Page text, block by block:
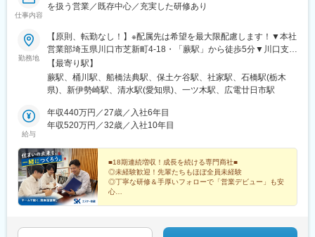
仕事内容
を扱う営業／既存中心／充実した研修あり
勤務地
【原則、転勤なし！】※配属先は希望を最大限配慮します！▼本社
営業部埼玉県川口市芝新町4-18・「蕨駅」から徒歩5分▼川口支店
埼玉県川口市芝高木1丁目17番35号・「蕨駅」からバス8分▼桶川
支店埼玉県桶川市寿2-9-14・「桶川駅」から徒歩7分▼千葉支店千
葉県船橋市藤原3-34-21・「船橋法典駅」から徒歩15分▼横浜支
ス8分▼海老名支店神奈川県海老名市社家2丁目8番5号・「社家
駅」から徒歩10分▼北関東支店栃木県河内郡上三川町しらさぎ2-
2361-1・「新伊勢崎駅」から車7分▼名古屋支店愛知県名古屋市
北区清水2-15-5・「清水駅」から徒歩6分▼三河支店愛知県刈谷市
今岡町西吹戸5丁目4番・「一ツ木駅」から徒歩20分▼広島支店広
島県廿日市市木材港北1-8・「廿日市駅」から徒歩14分※マイカー
通勤OK（支店により相談可）※受動喫煙対策：屋内禁煙
【最寄り駅】
蕨駅、桶川駅、船橋法典駅、保土ケ谷駅、社家駅、石橋駅(栃木
県)、新伊勢崎駅、清水駅(愛知県)、一ツ木駅、広電廿日市駅
給与
年収440万円／27歳／入社6年目
年収520万円／32歳／入社10年目
■18期連続増収！成長を続ける専門商社■
◎未経験歓迎！先輩たちもほぼ全員未経験
◎丁寧な研修＆手厚いフォローで「営業デビュー」も安
心